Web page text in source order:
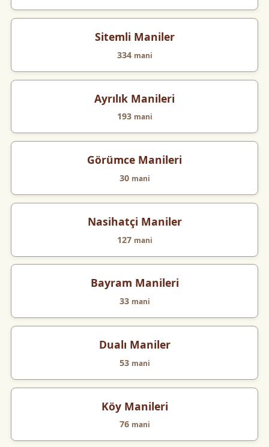
Sitemli Maniler
334 mani
Ayrılık Manileri
193 mani
Görümce Manileri
30 mani
Nasihatçi Maniler
127 mani
Bayram Manileri
33 mani
Dualı Maniler
53 mani
Köy Manileri
76 mani